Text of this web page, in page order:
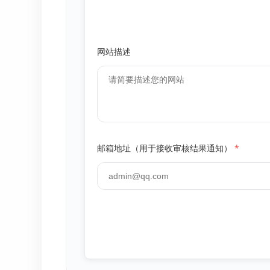
网站描述
邮箱地址（用于接收审核结果通知） *